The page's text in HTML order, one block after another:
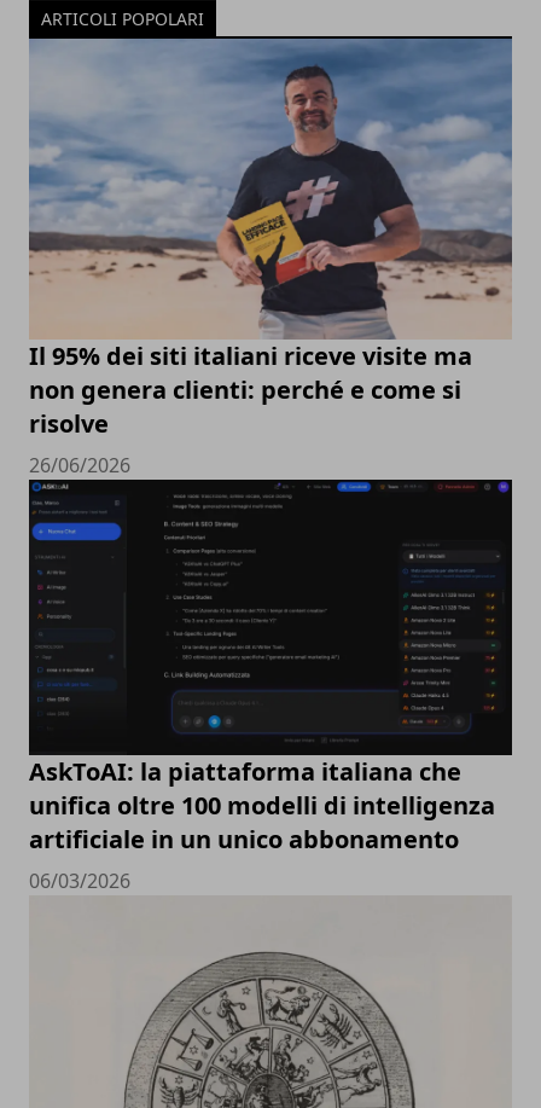
ARTICOLI POPOLARI
Il 95% dei siti italiani riceve visite ma
non genera clienti: perché e come si
risolve
26/06/2026
AskToAI: la piattaforma italiana che
unifica oltre 100 modelli di intelligenza
artificiale in un unico abbonamento
06/03/2026